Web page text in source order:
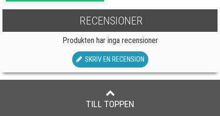
RECENSIONER
Produkten har inga recensioner
SKRIV EN RECENSION
TILL TOPPEN